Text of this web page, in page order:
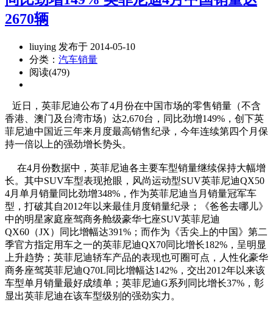
2670辆
liuying 发布于 2014-05-10
分类： 汽车销量
阅读(479)
近日，英菲尼迪公布了4月份在中国市场的零售销量（不含
香港、澳门及台湾市场）达2,670台，同比劲增149%，创下英
菲尼迪中国近三年来月度最高销售纪录，今年连续第四个月保
持一倍以上的强劲增长势头。
在4月份数据中，英菲尼迪各主要车型销量继续保持大幅增
长。其中SUV车型表现抢眼，风尚运动型SUV英菲尼迪QX50
4月单月销量同比劲增348%，作为英菲尼迪当月销量冠军车
型，打破其自2012年以来最佳月度销量纪录；《爸爸去哪儿》
中的明星家庭座驾商务舱级豪华七座SUV英菲尼迪
QX60（JX）同比增幅达391%；而作为《舌尖上的中国》第二
季官方指定用车之一的英菲尼迪QX70同比增长182%，呈明显
上升趋势；英菲尼迪轿车产品的表现也可圈可点，人性化豪华
商务座驾英菲尼迪Q70L同比增幅达142%，交出2012年以来该
车型单月销量最好成绩单；英菲尼迪G系列同比增长37%，彰
显出英菲尼迪在该车型级别的强劲实力。